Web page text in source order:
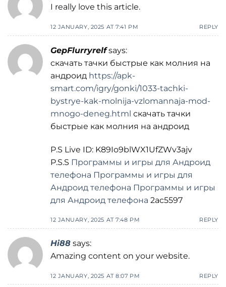
I really love this article.
12 JANUARY, 2025 AT 7:41 PM REPLY
GepFlurryrelf says:
скачать тачки быстрые как молния на
андроид https://apk-
smart.com/igry/gonki/1033-tachki-
bystrye-kak-molnija-vzlomannaja-mod-
mnogo-deneg.html скачать тачки
быстрые как молния на андроид
P.S Live ID: K89Io9blWX1UfZWv3ajv
P.S.S Программы и игры для Андроид
телефона Программы и игры для
Андроид телефона Программы и игры
для Андроид телефона 2ac5597
12 JANUARY, 2025 AT 7:48 PM REPLY
Hi88 says:
Amazing content on your website.
12 JANUARY, 2025 AT 8:07 PM REPLY